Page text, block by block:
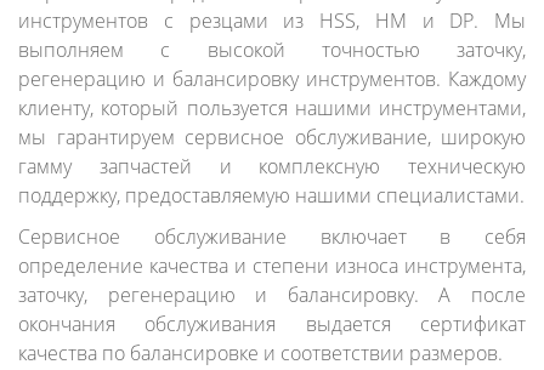
инструментов с резцами из HSS, HM и DP. Мы
выполняем с высокой точностью заточку,
регенерацию и балансировку инструментов. Каждому
клиенту, который пользуется нашими инструментами,
мы гарантируем сервисное обслуживание, широкую
гамму запчастей и комплексную техническую
поддержку, предоставляемую нашими специалистами.
Сервисное обслуживание включает в себя
определение качества и степени износа инструмента,
заточку, регенерацию и балансировку. А после
окончания обслуживания выдается сертификат
качества по балансировке и соответствии размеров.